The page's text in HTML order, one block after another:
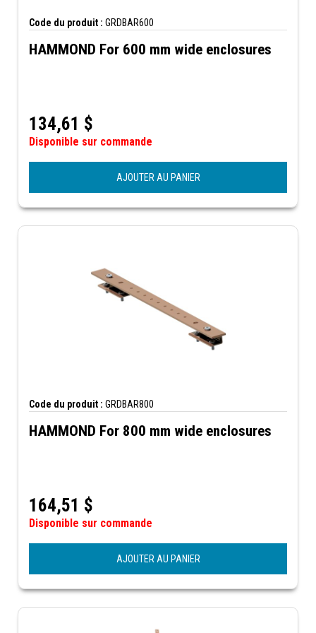
Code du produit : GRDBAR600
HAMMOND For 600 mm wide enclosures
134,61 $
Disponible sur commande
AJOUTER AU PANIER
Code du produit : GRDBAR800
HAMMOND For 800 mm wide enclosures
164,51 $
Disponible sur commande
AJOUTER AU PANIER